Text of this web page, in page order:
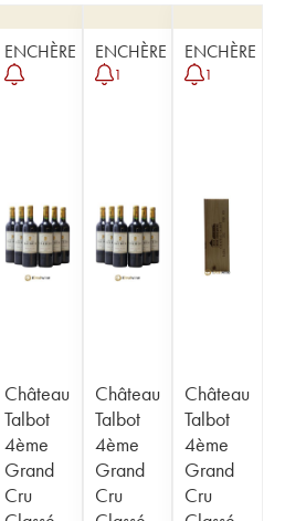
ENCHÈRE
Château
Talbot
4ème
Grand
Cru
ENCHÈRE
1
Château
Talbot
4ème
Grand
Cru
ENCHÈRE
1
Château
Talbot
4ème
Grand
Cru